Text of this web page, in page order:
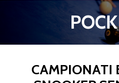
CAMPIONATI